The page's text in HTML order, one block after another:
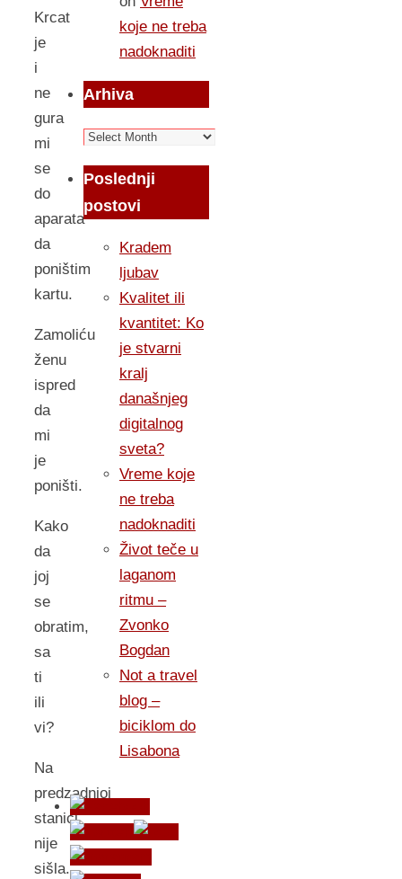
Krcat
je
i
ne
gura
mi
se
do
aparata
da
poništim
kartu.
Zamoliću
ženu
ispred
da
mi
je
poništi.
Kako
da
joj
se
obratim,
sa
ti
ili
vi?
Na
predzadnjoj
stanici
nije
sišla.
koje ne treba
nadoknaditi
Arhiva
Arhiva
Poslednji
postovi
Kradem
ljubav
Kvalitet ili
kvantitet: Ko
je stvarni
kralj
današnjeg
digitalnog
sveta?
Vreme koje
ne treba
nadoknaditi
Život teče u
laganom
ritmu –
Zvonko
Bogdan
Not a travel
blog –
biciklom do
Lisabona